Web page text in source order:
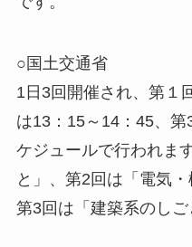
○国土交通省
1日3回開催され、第１
は13：15～14：45、
ケジュールで行われま
と」、第2回は「電気
第3回は「建築系のしご